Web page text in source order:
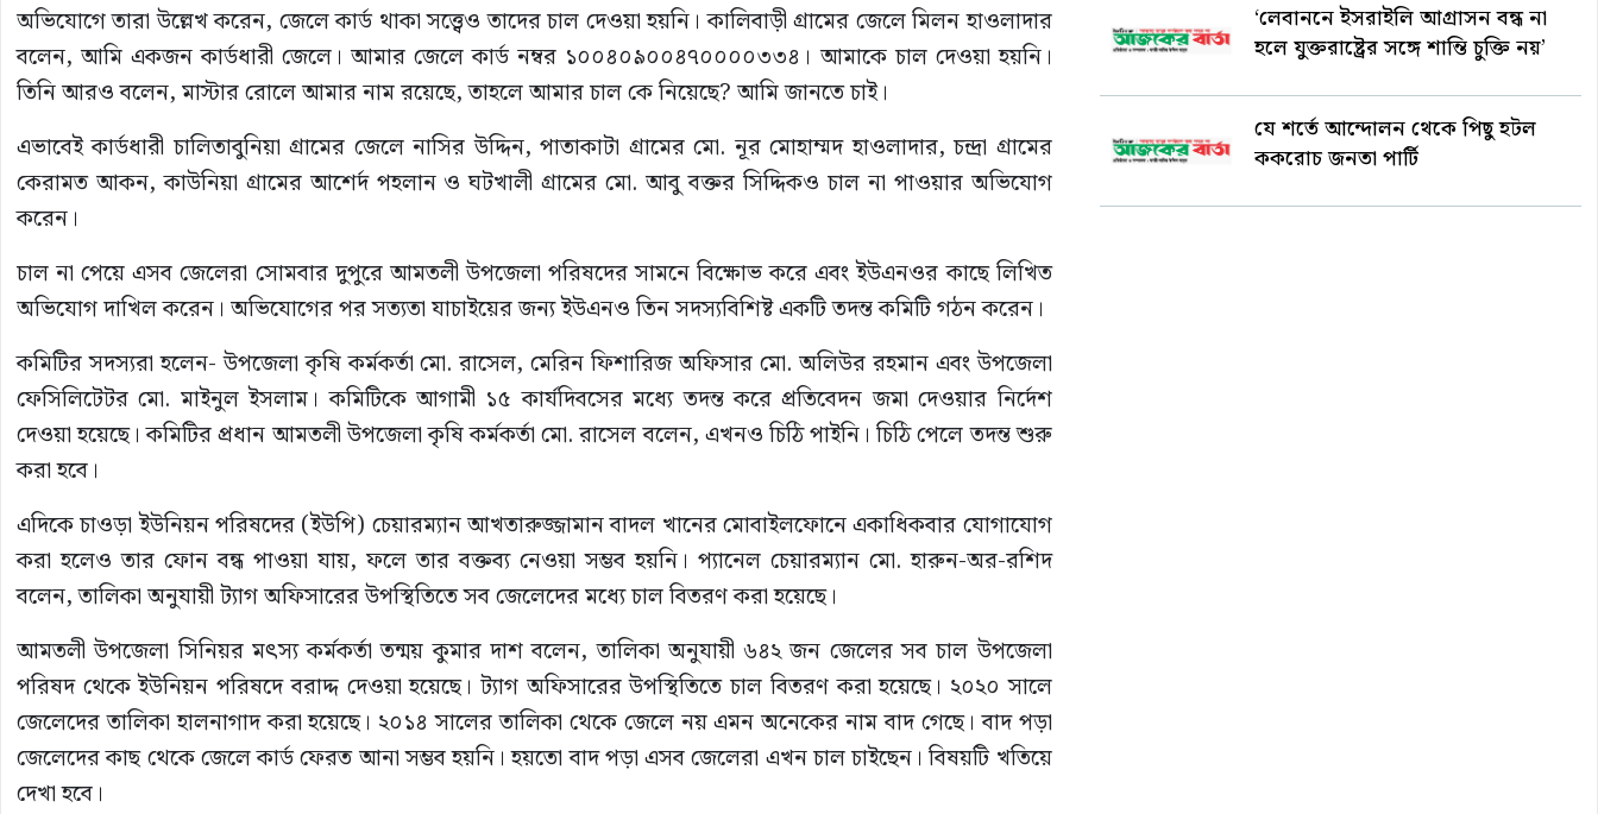
অভিযোগে তারা উল্লেখ করেন, জেলে কার্ড থাকা সত্ত্বেও তাদের চাল দেওয়া হয়নি। কালিবাড়ী গ্রামের জেলে মিলন হাওলাদার
বলেন, আমি একজন কার্ডধারী জেলে। আমার জেলে কার্ড নম্বর ১০০৪০৯০০৪৭০০০০৩৩৪। আমাকে চাল দেওয়া হয়নি।
তিনি আরও বলেন, মাস্টার রোলে আমার নাম রয়েছে, তাহলে আমার চাল কে নিয়েছে? আমি জানতে চাই।
এভাবেই কার্ডধারী চালিতাবুনিয়া গ্রামের জেলে নাসির উদ্দিন, পাতাকাটা গ্রামের মো. নূর মোহাম্মদ হাওলাদার, চন্দ্রা গ্রামের
কেরামত আকন, কাউনিয়া গ্রামের আশের্দ পহলান ও ঘটখালী গ্রামের মো. আবু বক্তর সিদ্দিকও চাল না পাওয়ার অভিযোগ
করেন।
চাল না পেয়ে এসব জেলেরা সোমবার দুপুরে আমতলী উপজেলা পরিষদের সামনে বিক্ষোভ করে এবং ইউএনওর কাছে লিখিত
অভিযোগ দাখিল করেন। অভিযোগের পর সত্যতা যাচাইয়ের জন্য ইউএনও তিন সদস্যবিশিষ্ট একটি তদন্ত কমিটি গঠন করেন।
কমিটির সদস্যরা হলেন- উপজেলা কৃষি কর্মকর্তা মো. রাসেল, মেরিন ফিশারিজ অফিসার মো. অলিউর রহমান এবং উপজেলা
ফেসিলিটেটর মো. মাইনুল ইসলাম। কমিটিকে আগামী ১৫ কার্যদিবসের মধ্যে তদন্ত করে প্রতিবেদন জমা দেওয়ার নির্দেশ
দেওয়া হয়েছে। কমিটির প্রধান আমতলী উপজেলা কৃষি কর্মকর্তা মো. রাসেল বলেন, এখনও চিঠি পাইনি। চিঠি পেলে তদন্ত শুরু
করা হবে।
এদিকে চাওড়া ইউনিয়ন পরিষদের (ইউপি) চেয়ারম্যান আখতারুজ্জামান বাদল খানের মোবাইলফোনে একাধিকবার যোগাযোগ
করা হলেও তার ফোন বন্ধ পাওয়া যায়, ফলে তার বক্তব্য নেওয়া সম্ভব হয়নি। প্যানেল চেয়ারম্যান মো. হারুন-অর-রশিদ
বলেন, তালিকা অনুযায়ী ট্যাগ অফিসারের উপস্থিতিতে সব জেলেদের মধ্যে চাল বিতরণ করা হয়েছে।
আমতলী উপজেলা সিনিয়র মৎস্য কর্মকর্তা তন্ময় কুমার দাশ বলেন, তালিকা অনুযায়ী ৬৪২ জন জেলের সব চাল উপজেলা
পরিষদ থেকে ইউনিয়ন পরিষদে বরাদ্দ দেওয়া হয়েছে। ট্যাগ অফিসারের উপস্থিতিতে চাল বিতরণ করা হয়েছে। ২০২০ সালে
জেলেদের তালিকা হালনাগাদ করা হয়েছে। ২০১৪ সালের তালিকা থেকে জেলে নয় এমন অনেকের নাম বাদ গেছে। বাদ পড়া
জেলেদের কাছ থেকে জেলে কার্ড ফেরত আনা সম্ভব হয়নি। হয়তো বাদ পড়া এসব জেলেরা এখন চাল চাইছেন। বিষয়টি খতিয়ে
দেখা হবে।
‘লেবাননে ইসরাইলি আগ্রাসন বন্ধ না
হলে যুক্তরাষ্ট্রের সঙ্গে শান্তি চুক্তি নয়’
যে শর্তে আন্দোলন থেকে পিছু হটল
ককরোচ জনতা পার্টি